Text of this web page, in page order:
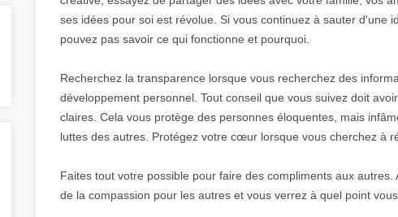
ses idées pour soi est révolue. Si vous continuez à sauter d'une
pouvez pas savoir ce qui fonctionne et pourquoi.
Recherchez la transparence lorsque vous recherchez des
développement personnel. Tout conseil que vous suivez doit
claires. Cela vous protège des personnes éloquentes, mais
luttes des autres. Protégez votre cœur lorsque vous cherchez à
Faites tout votre possible pour faire des compliments aux
de la compassion pour les autres et vous verrez à quel point